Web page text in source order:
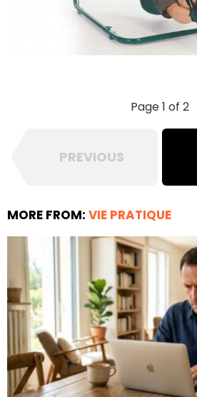
Page 1 of 2
PREVIOUS
MORE FROM: VIE PRATIQUE